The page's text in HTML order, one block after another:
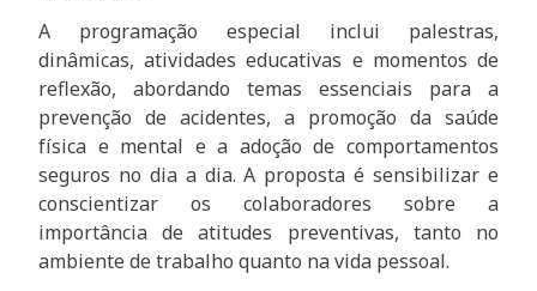
A programação especial inclui palestras,
dinâmicas, atividades educativas e momentos de
reflexão, abordando temas essenciais para a
prevenção de acidentes, a promoção da saúde
física e mental e a adoção de comportamentos
seguros no dia a dia. A proposta é sensibilizar e
conscientizar os colaboradores sobre a
importância de atitudes preventivas, tanto no
ambiente de trabalho quanto na vida pessoal.